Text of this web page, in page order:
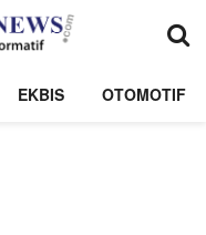
EKBIS OTOMOTIF